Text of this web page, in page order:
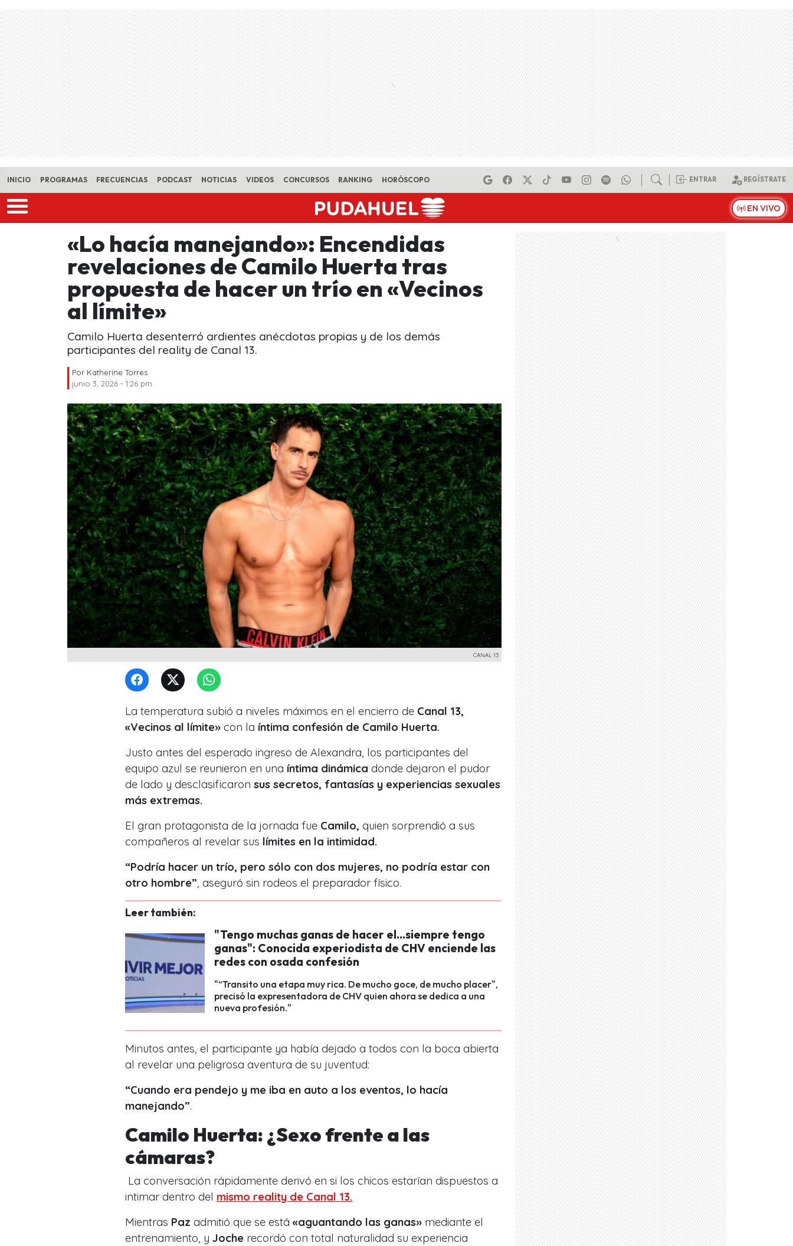
Skip to main content
INICIO PROGRAMAS FRECUENCIAS PODCAST NOTICIAS VIDEOS CONCURSOS RANKING HORÓSCOPO ENTRAR REGÍSTRATE
EN VIVO
«Lo hacía manejando»: Encendidas
revelaciones de Camilo Huerta tras
propuesta de hacer un trío en «Vecinos
al límite»
Camilo Huerta desenterró ardientes anécdotas propias y de los demás
participantes del reality de Canal 13.
Por Katherine Torres
junio 3, 2026 - 1:26 pm
CANAL 13
La temperatura subió a niveles máximos en el encierro de Canal 13,
«Vecinos al límite» con la íntima confesión de Camilo Huerta.
Justo antes del esperado ingreso de Alexandra, los participantes del
equipo azul se reunieron en una íntima dinámica donde dejaron el pudor
de lado y desclasificaron sus secretos, fantasías y experiencias sexuales
más extremas.
El gran protagonista de la jornada fue Camilo, quien sorprendió a sus
compañeros al revelar sus límites en la intimidad.
“Podría hacer un trío, pero sólo con dos mujeres, no podría estar con
otro hombre” , aseguró sin rodeos el preparador físico.
Leer también:
"Tengo muchas ganas de hacer el...siempre tengo
ganas": Conocida experiodista de CHV enciende las
redes con osada confesión
"“Transito una etapa muy rica. De mucho goce, de mucho placer",
precisó la expresentadora de CHV quien ahora se dedica a una
nueva profesión."
Minutos antes, el participante ya había dejado a todos con la boca abierta
al revelar una peligrosa aventura de su juventud:
“Cuando era pendejo y me iba en auto a los eventos, lo hacía
manejando”.
Camilo Huerta: ¿Sexo frente a las
cámaras?
La conversación rápidamente derivó en si los chicos estarían dispuestos a
intimar dentro del mismo reality de Canal 13.
Mientras Paz admitió que se está «aguantando las ganas» mediante el
entrenamiento, y Joche recordó con total naturalidad su experiencia